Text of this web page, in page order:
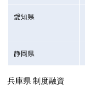
愛知県
静岡県
兵庫県 制度融資